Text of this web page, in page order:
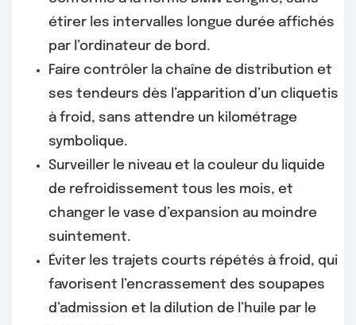
étirer les intervalles longue durée affichés
par l’ordinateur de bord.
Faire contrôler la chaîne de distribution et
ses tendeurs dès l’apparition d’un cliquetis
à froid, sans attendre un kilométrage
symbolique.
Surveiller le niveau et la couleur du liquide
de refroidissement tous les mois, et
changer le vase d’expansion au moindre
suintement.
Éviter les trajets courts répétés à froid, qui
favorisent l’encrassement des soupapes
d’admission et la dilution de l’huile par le